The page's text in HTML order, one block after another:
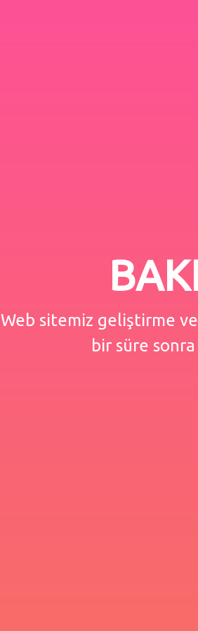
Web sitemiz geliştirme
bir süre